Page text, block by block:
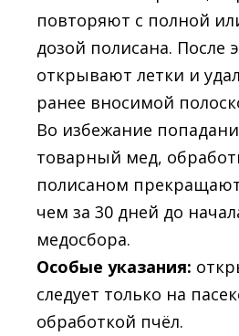
повторяют с полной
дозой полисана. После
открывают летки и
ранее вносимой
Во избежание
товарный мед,
полисаном
чем за 30 дней до
медосбора.
Особые указания:
следует только на
обработкой пчёл.